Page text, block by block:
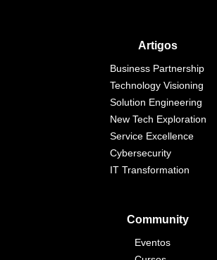
Artigos
Business Partnership
Technology Visioning
Solution Engineering
New Tech Exploration
Service Excellence
Cybersecurity
IT Transformation
Community
Eventos